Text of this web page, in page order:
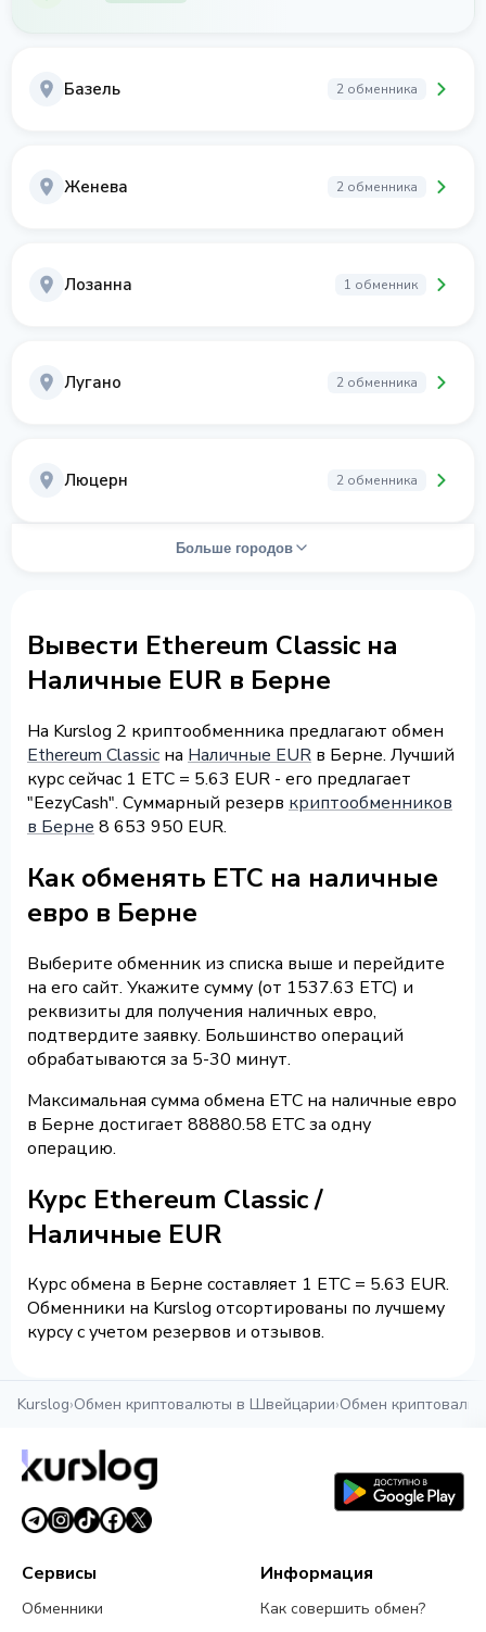
Базель 2 обменника
Женева 2 обменника
Лозанна 1 обменник
Лугано 2 обменника
Люцерн 2 обменника
Больше городов
Вывести Ethereum Classic на
Наличные EUR в Берне
На Kurslog 2 криптообменника предлагают обмен
Ethereum Classic на Наличные EUR в Берне. Лучший
курс сейчас 1 ETC = 5.63 EUR - его предлагает
"EezyCash". Суммарный резерв криптообменников
в Берне 8 653 950 EUR.
Как обменять ETC на наличные
евро в Берне
Выберите обменник из списка выше и перейдите
на его сайт. Укажите сумму (от 1537.63 ETC) и
реквизиты для получения наличных евро,
подтвердите заявку. Большинство операций
обрабатываются за 5-30 минут.
Максимальная сумма обмена ETC на наличные евро
в Берне достигает 88880.58 ETC за одну
операцию.
Курс Ethereum Classic /
Наличные EUR
Курс обмена в Берне составляет 1 ETC = 5.63 EUR.
Обменники на Kurslog отсортированы по лучшему
курсу с учетом резервов и отзывов.
Kurslog›Обмен криптовалюты в Швейцарии›Обмен
Сервисы
Обменники
Информация
Как совершить обмен?